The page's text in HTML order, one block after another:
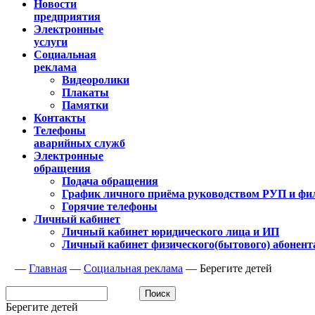
Новости
предприятия
Электронные
услуги
Социальная
реклама
Видеоролики
Плакаты
Памятки
Контакты
Телефоны
аварийных служб
Электронные
обращения
Подача обращения
График личного приёма руководством РУП и
Горячие телефоны
Личный кабинет
Личный кабинет юридического лица и ИП
Личный кабинет физического(бытового)
— Главная — Социальная реклама — Берегите детей
Берегите детей